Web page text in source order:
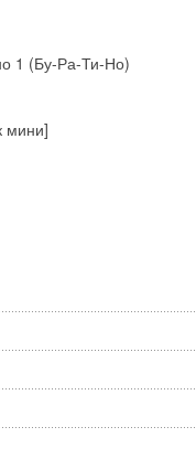
1 (Бу-Ра-Ти-Но)
мини]